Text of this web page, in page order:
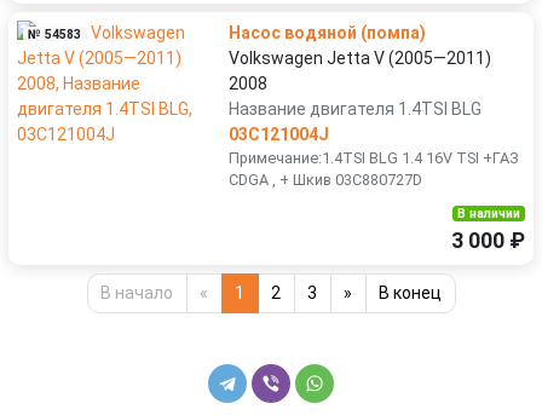
№ 54583
Насос водяной (помпа)
Volkswagen Jetta V (2005—2011)
2008
Название двигателя 1.4TSI BLG
03C121004J
Примечание:1.4TSI BLG 1.4 16V TSI +ГАЗ
CDGA , + Шкив 03C880727D
В наличии
3 000 ₽
В начало « 1 2 3 » В конец